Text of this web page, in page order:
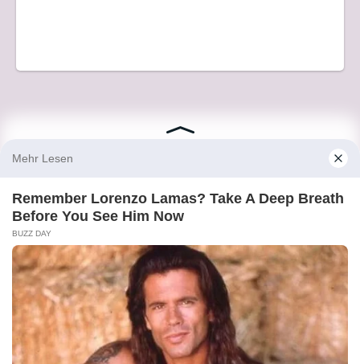
© 2026 Imagineglobal